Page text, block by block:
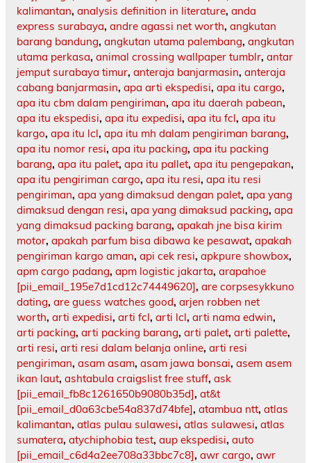
kalimantan, analysis definition in literature, anda
express surabaya, andre agassi net worth, angkutan
barang bandung, angkutan utama palembang, angkutan
utama perkasa, animal crossing wallpaper tumblr, antar
jemput surabaya timur, anteraja banjarmasin, anteraja
cabang banjarmasin, apa arti ekspedisi, apa itu cargo,
apa itu cbm dalam pengiriman, apa itu daerah pabean,
apa itu ekspedisi, apa itu expedisi, apa itu fcl, apa itu
kargo, apa itu lcl, apa itu mh dalam pengiriman barang,
apa itu nomor resi, apa itu packing, apa itu packing
barang, apa itu palet, apa itu pallet, apa itu pengepakan,
apa itu pengiriman cargo, apa itu resi, apa itu resi
pengiriman, apa yang dimaksud dengan palet, apa yang
dimaksud dengan resi, apa yang dimaksud packing, apa
yang dimaksud packing barang, apakah jne bisa kirim
motor, apakah parfum bisa dibawa ke pesawat, apakah
pengiriman kargo aman, api cek resi, apkpure showbox,
apm cargo padang, apm logistic jakarta, arapahoe
[pii_email_195e7d1cd12c74449620], are corpsesykkuno
dating, are guess watches good, arjen robben net
worth, arti expedisi, arti fcl, arti lcl, arti nama edwin,
arti packing, arti packing barang, arti palet, arti palette,
arti resi, arti resi dalam belanja online, arti resi
pengiriman, asam asam, asam jawa bonsai, asem asem
ikan laut, ashtabula craigslist free stuff, ask
[pii_email_fb8c1261650b9080b35d], at&t
[pii_email_d0a63cbe54a837d74bfe], atambua ntt, atlas
kalimantan, atlas pulau sulawesi, atlas sulawesi, atlas
sumatera, atychiphobia test, aup ekspedisi, auto
[pii_email_c6d4a2ee708a33bbc7c8], awr cargo, awr